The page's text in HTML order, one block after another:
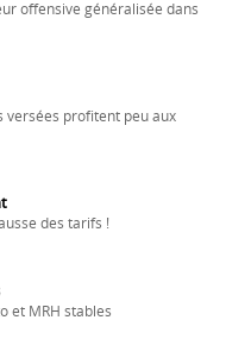
offensive généralisée dans
versées profitent peu aux
des tarifs !
et MRH stables